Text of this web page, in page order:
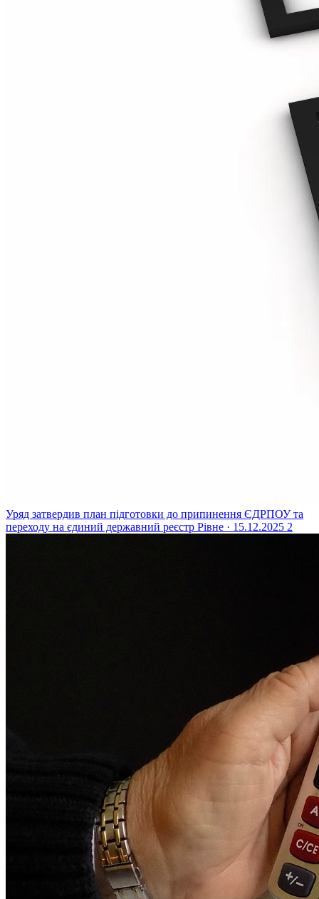
Уряд затвердив план підготовки до припинення ЄДРПОУ та
переходу на єдиний державний реєстр Рівне · 15.12.2025 2